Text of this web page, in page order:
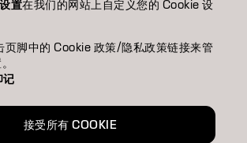
(Traditional)
置在我们的网站上自定义您的 Cookie 设
页脚中的 Cookie 政策/隐私政策链接来管
记
接受所有 COOKIE